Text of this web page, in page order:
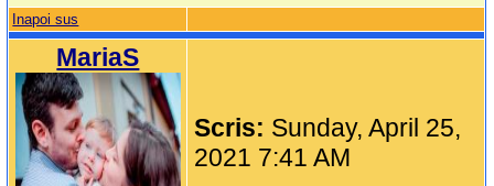
Inapoi sus
MariaS
Scris: Sunday, April 25,
2021 7:41 AM